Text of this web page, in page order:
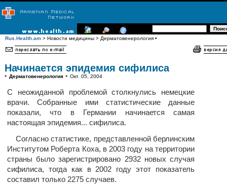
Rus.Health.am > Новости медицины > Дерматовенерология •
Начинается эпидемия сифилиса
• Дерматовенерология • Окт. 05, 2004
С неожиданной проблемой столкнулись немецкие
врачи. Собранные ими статистические данные
показали, что в Германии начинается самая
настоящая эпидемия... сифилиса.
Согласно статистике, представленной берлинским
Институтом Роберта Коха, в 2003 году на территории
страны было зарегистрировано 2932 новых случая
сифилиса, тогда как в 2002 году этот показатель
составил только 2275 случаев.